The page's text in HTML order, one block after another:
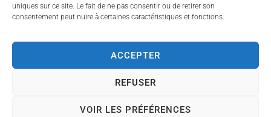
uniques sur ce site. Le fait de ne pas consentir ou de retirer son
consentement peut nuire à certaines caractéristiques et fonctions.
ACCEPTER
REFUSER
VOIR LES PRÉFÉRENCES
Non-reprise de l'activité